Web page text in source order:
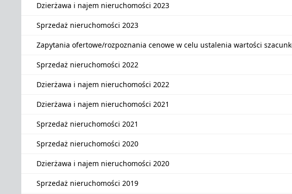
Dzierżawa i najem nieruchomości 2023
Sprzedaż nieruchomości 2023
Zapytania ofertowe/rozpoznania cenowe w celu ustalenia wartości
Sprzedaż nieruchomości 2022
Dzierżawa i najem nieruchomości 2022
Dzierżawa i najem nieruchomości 2021
Sprzedaż nieruchomości 2021
Sprzedaż nieruchomości 2020
Dzierżawa i najem nieruchomości 2020
Sprzedaż nieruchomości 2019